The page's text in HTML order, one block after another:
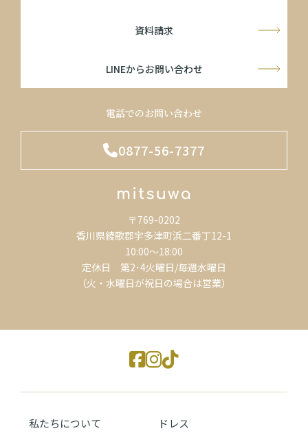
資料請求
LINEからお問い合わせ
電話でのお問い合わせ
0877-56-7377
〒769-0202
香川県綾歌郡宇多津町浜二番丁12-1
10:00～18:00
定休日 第2･4火曜日/毎週水曜日
（火・水曜日が祝日の場合は営業）
私たちについて ドレス